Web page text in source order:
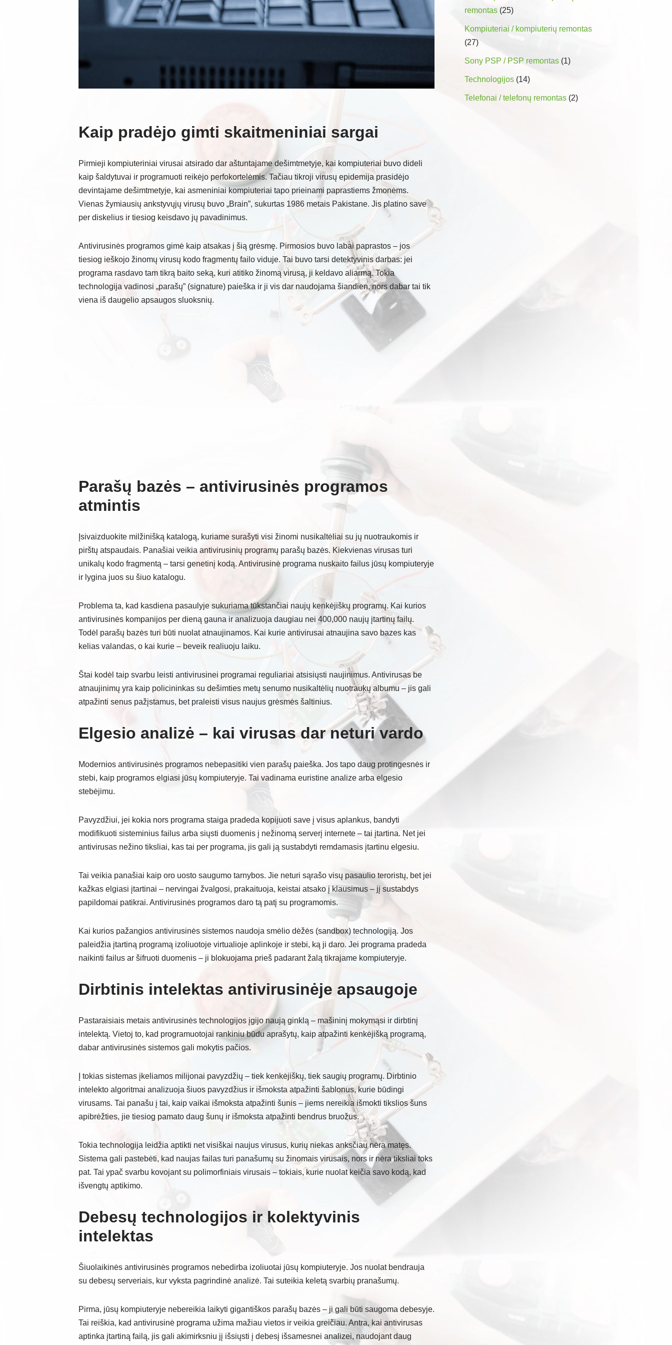
Kaip pradėjo gimti skaitmeniniai sargai
Pirmieji kompiuteriniai virusai atsirado dar aštuntajame dešimtmetyje, kai kompiuteriai buvo dideli
kaip šaldytuvai ir programuoti reikėjo perfokortelėmis. Tačiau tikroji virusų epidemija prasidėjo
devintajame dešimtmetyje, kai asmeniniai kompiuteriai tapo prieinami paprastiems žmonėms.
Vienas žymiausių ankstyvųjų virusų buvo „Brain”, sukurtas 1986 metais Pakistane. Jis platino save
per diskelius ir tiesiog keisdavo jų pavadinimus.
Antivirusinės programos gimė kaip atsakas į šią grėsmę. Pirmosios buvo labai paprastos – jos
tiesiog ieškojo žinomų virusų kodo fragmentų failo viduje. Tai buvo tarsi detektyvinis darbas: jei
programa rasdavo tam tikrą baito seką, kuri atitiko žinomą virusą, ji keldavo aliarmą. Tokia
technologija vadinosi „parašų” (signature) paieška ir ji vis dar naudojama šiandien, nors dabar tai tik
viena iš daugelio apsaugos sluoksnių.
Parašų bazės – antivirusinės programos
atmintis
Įsivaizduokite milžinišką katalogą, kuriame surašyti visi žinomi nusikaltėliai su jų nuotraukomis ir
pirštų atspaudais. Panašiai veikia antivirusinių programų parašų bazės. Kiekvienas virusas turi
unikalų kodo fragmentą – tarsi genetinį kodą. Antivirusinė programa nuskaito failus jūsų kompiuteryje
ir lygina juos su šiuo katalogu.
Problema ta, kad kasdiena pasaulyje sukuriama tūkstančiai naujų kenkėjiškų programų. Kai kurios
antivirusinės kompanijos per dieną gauna ir analizuoja daugiau nei 400,000 naujų įtartinų failų.
Todėl parašų bazės turi būti nuolat atnaujinamos. Kai kurie antivirusai atnaujina savo bazes kas
kelias valandas, o kai kurie – beveik realiuoju laiku.
Štai kodėl taip svarbu leisti antivirusinei programai reguliariai atsisiųsti naujinimus. Antivirusas be
atnaujinimų yra kaip policininkas su dešimties metų senumo nusikaltėlių nuotraukų albumu – jis gali
atpažinti senus pažįstamus, bet praleisti visus naujus grėsmės šaltinius.
Elgesio analizė – kai virusas dar neturi vardo
Modernios antivirusinės programos nebepasitiki vien parašų paieška. Jos tapo daug protingesnės ir
stebi, kaip programos elgiasi jūsų kompiuteryje. Tai vadinama euristine analize arba elgesio
stebėjimu.
Pavyzdžiui, jei kokia nors programa staiga pradeda kopijuoti save į visus aplankus, bandyti
modifikuoti sisteminius failus arba siųsti duomenis į nežinomą serverį internete – tai įtartina. Net jei
antivirusas nežino tiksliai, kas tai per programa, jis gali ją sustabdyti remdamasis įtartinu elgesiu.
Tai veikia panašiai kaip oro uosto saugumo tarnybos. Jie neturi sąrašo visų pasaulio teroristų, bet jei
kažkas elgiasi įtartinai – nervingai žvalgosi, prakaituoja, keistai atsako į klausimus – jį sustabdys
papildomai patikrai. Antivirusinės programos daro tą patį su programomis.
Kai kurios pažangios antivirusinės sistemos naudoja smėlio dėžės (sandbox) technologiją. Jos
paleidžia įtartiną programą izoliuotoje virtualioje aplinkoje ir stebi, ką ji daro. Jei programa pradeda
naikinti failus ar šifruoti duomenis – ji blokuojama prieš padarant žalą tikrajame kompiuteryje.
Dirbtinis intelektas antivirusinėje apsaugoje
Pastaraisiais metais antivirusinės technologijos įgijo naują ginklą – mašininį mokymąsi ir dirbtinį
intelektą. Vietoj to, kad programuotojai rankiniu būdu aprašytų, kaip atpažinti kenkėjišką programą,
dabar antivirusinės sistemos gali mokytis pačios.
Į tokias sistemas įkeliamos milijonai pavyzdžių – tiek kenkėjiškų, tiek saugių programų. Dirbtinio
intelekto algoritmai analizuoja šiuos pavyzdžius ir išmoksta atpažinti šablonus, kurie būdingi
virusams. Tai panašu į tai, kaip vaikai išmoksta atpažinti šunis – jiems nereikia išmokti tikslios šuns
apibrėžties, jie tiesiog pamato daug šunų ir išmoksta atpažinti bendrus bruožus.
Tokia technologija leidžia aptikti net visiškai naujus virusus, kurių niekas anksčiau nėra matęs.
Sistema gali pastebėti, kad naujas failas turi panašumų su žinomais virusais, nors ir nėra tiksliai toks
pat. Tai ypač svarbu kovojant su polimorfiniais virusais – tokiais, kurie nuolat keičia savo kodą, kad
išvengtų aptikimo.
Debesų technologijos ir kolektyvinis
intelektas
Šiuolaikinės antivirusinės programos nebedirba izoliuotai jūsų kompiuteryje. Jos nuolat bendrauja
su debesų serveriais, kur vyksta pagrindinė analizė. Tai suteikia keletą svarbių pranašumų.
Pirma, jūsų kompiuteryje nebereikia laikyti gigantiškos parašų bazės – ji gali būti saugoma debesyje.
Tai reiškia, kad antivirusinė programa užima mažiau vietos ir veikia greičiau. Antra, kai antivirusas
aptinka įtartiną failą, jis gali akimirksniu jį išsiųsti į debesį išsamesnei analizei, naudojant daug
remontas (25)
Kompiuteriai / kompiuterių remontas
(27)
Sony PSP / PSP remontas (1)
Technologijos (14)
Telefonai / telefonų remontas (2)